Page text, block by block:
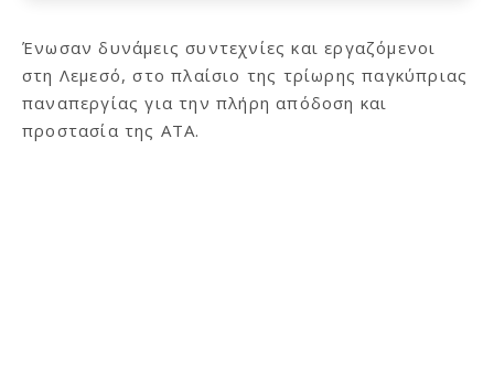
Ένωσαν δυνάμεις συντεχνίες και εργαζόμενοι
στη Λεμεσό, στο πλαίσιο της τρίωρης παγκύπριας
παναπεργίας για την πλήρη απόδοση και
προστασία της ΑΤΑ.